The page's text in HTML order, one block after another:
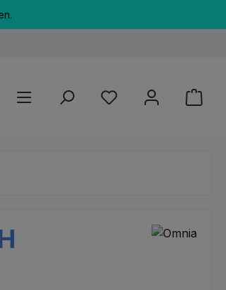
Du hast 0 Produkte